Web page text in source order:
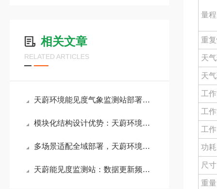
相关文章
RELATED ARTICLES
天蔚环境能见度气象监测站部署于高速公路、桥梁、隧道口及山区多雾路段
模块化结构设计优势：天蔚环境能见度监测系统快速部署与维护的硬件创新解析
多场景适配全域部署，天蔚环境能见度气象监测站精准捕捉低能见度天气变化
天蔚能见度监测站：数据更新频率可调，历史数据可追溯，为趋势分析提供支持
量程
重
天
天
工
工
工
功耗
尺寸
重量